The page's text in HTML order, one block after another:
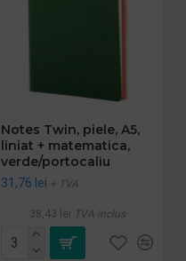
Notes Twin, piele, A5,
liniat + matematica,
verde/portocaliu
31,76 lei + TVA
38,43 lei TVA inclus